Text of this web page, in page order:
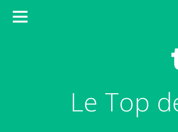
Le Top